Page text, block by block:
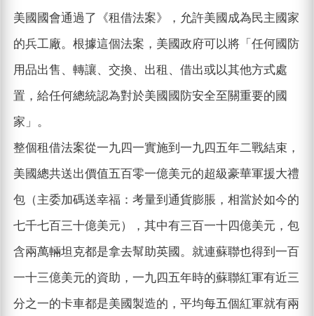
美國國會通過了《租借法案》，允許美國成為民主國家
的兵工廠。根據這個法案，美國政府可以將「任何國防
用品出售、轉讓、交換、出租、借出或以其他方式處
置，給任何總統認為對於美國國防安全至關重要的國
家」。
整個租借法案從一九四一實施到一九四五年二戰結束，
美國總共送出價值五百零一億美元的超級豪華軍援大禮
包（主委加碼送幸福：考量到通貨膨脹，相當於如今的
七千七百三十億美元），其中有三百一十四億美元，包
含兩萬輛坦克都是拿去幫助英國。就連蘇聯也得到一百
一十三億美元的資助，一九四五年時的蘇聯紅軍有近三
分之一的卡車都是美國製造的，平均每五個紅軍就有兩